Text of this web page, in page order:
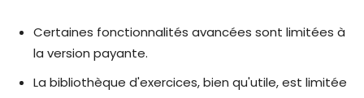
Certaines fonctionnalités avancées sont limitées à
la version payante.
La bibliothèque d'exercices, bien qu'utile, est limitée